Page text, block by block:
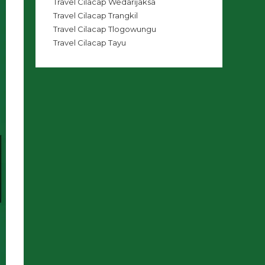
Travel Cilacap Trangkil
Travel Cilacap Tlogowungu
Travel Cilacap Tayu